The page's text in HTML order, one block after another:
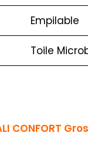
Empilable
Toile
CONFORT